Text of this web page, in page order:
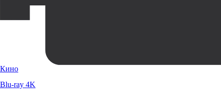
Кино
Blu-ray 4K